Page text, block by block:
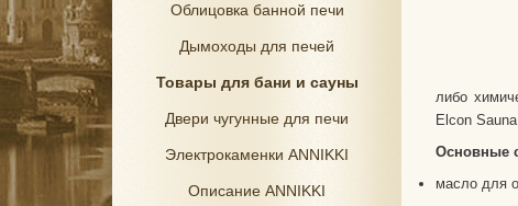
Облицовка банной печи
Дымоходы для печей
Товары для бани и сауны
Двери чугунные для печи
Электрокаменки ANNIKKI
Описание ANNIKKI
либо
Elcon
Основные
масло для